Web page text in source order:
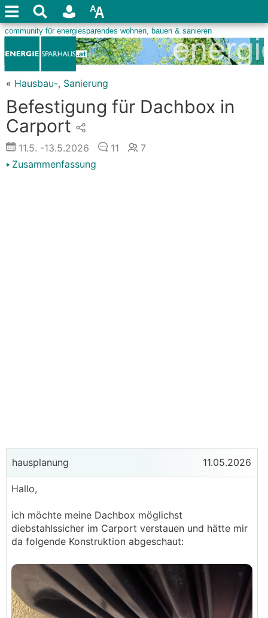
« Hausbau-, Sanierung
Befestigung für Dachbox in
Carport
11.5. -13.5.2026 11
7
Zusammenfassung
hausplanung 11.05.2026
Hallo,
ich möchte meine Dachbox möglichst
diebstahlssicher im Carport verstauen und hätte mir
da folgende Konstruktion abgeschaut: